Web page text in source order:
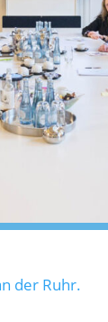
der Ruhr.